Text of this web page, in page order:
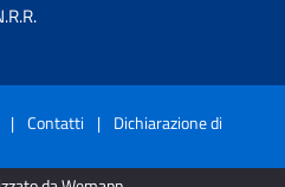
| Contatti | Dichiarazione di